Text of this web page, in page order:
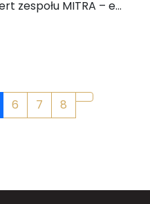
zespołu MITRA – e...
6 7 8